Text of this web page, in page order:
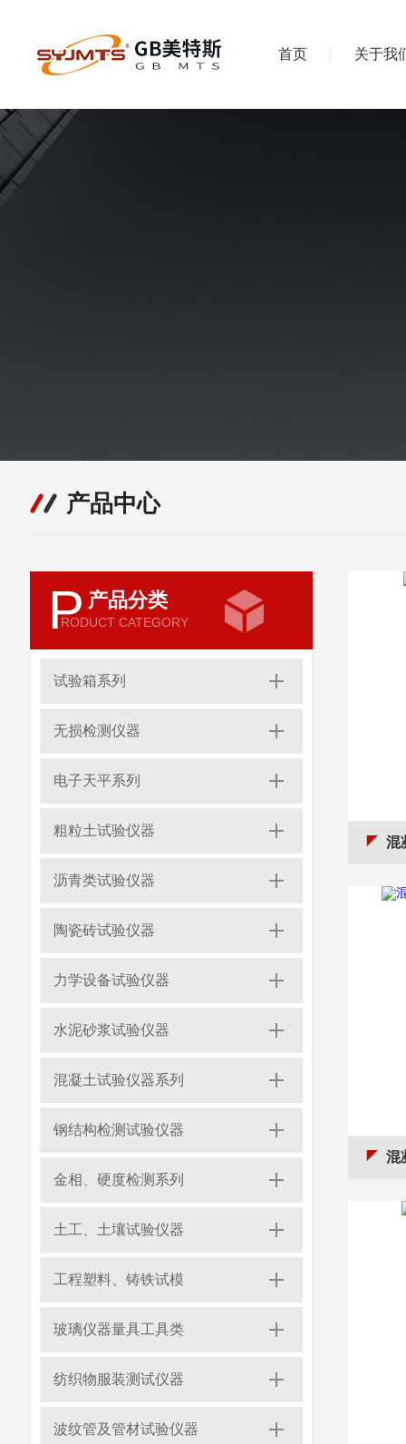
首页 关于我
产品中心
P 产品分类
RODUCT CATEGORY
试验箱系列
无损检测仪器
电子天平系列
粗粒土试验仪器
沥青类试验仪器
陶瓷砖试验仪器
力学设备试验仪器
水泥砂浆试验仪器
混凝土试验仪器系列
钢结构检测试验仪器
金相、硬度检测系列
土工、土壤试验仪器
工程塑料、铸铁试模
玻璃仪器量具工具类
纺织物服装测试仪器
波纹管及管材试验仪器
混
混